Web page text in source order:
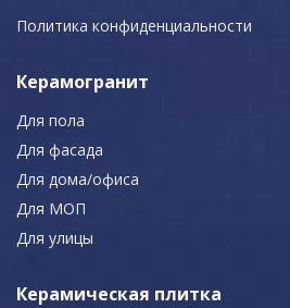
Политика конфиденциальности
Керамогранит
Для пола
Для фасада
Для дома/офиса
Для МОП
Для улицы
Керамическая плитка